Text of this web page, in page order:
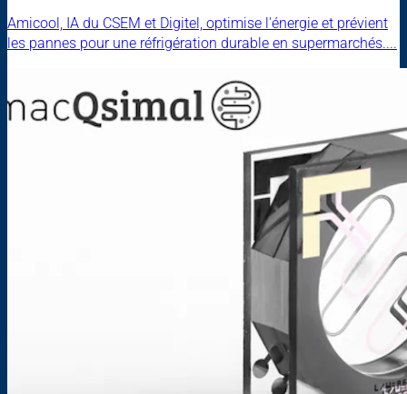
Amicool, IA du CSEM et Digitel, optimise l'énergie et prévient
les pannes pour une réfrigération durable en supermarchés....